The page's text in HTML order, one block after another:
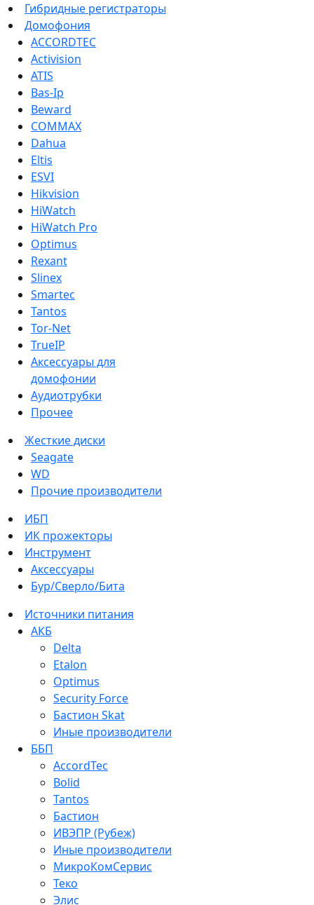
Гибридные регистраторы
Домофония
ACCORDTEC
Activision
ATIS
Bas-Ip
Beward
COMMAX
Dahua
Eltis
ESVI
Hikvision
HiWatch
HiWatch Pro
Optimus
Rexant
Slinex
Smartec
Tantos
Tor-Net
TrueIP
Аксессуары для
домофонии
Аудиотрубки
Прочее
Жесткие диски
Seagate
WD
Прочие производители
ИБП
ИК прожекторы
Инструмент
Аксессуары
Бур/Сверло/Бита
Источники питания
АКБ
Delta
Etalon
Optimus
Security Force
Бастион Skat
Иные производители
ББП
AccordTec
Bolid
Tantos
Бастион
ИВЭПР (Рубеж)
Иные производители
МикроКомСервис
Теко
Элис